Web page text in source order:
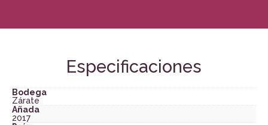
Especificaciones
Bodega
Zárate
Añada
2017